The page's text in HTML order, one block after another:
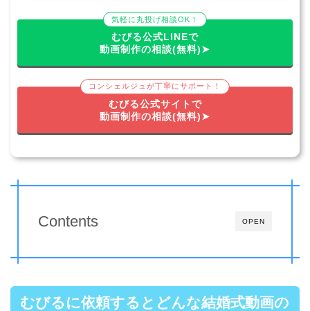
気軽に丸投げ相談OK！
むびる公式LINEで
動画制作の相談(無料)➤
コンシェルジュが丁寧にサポート！
むびる公式サイトで
動画制作の相談(無料)➤
OPEN
Contents
むびるに依頼するとどんな結婚式動画の